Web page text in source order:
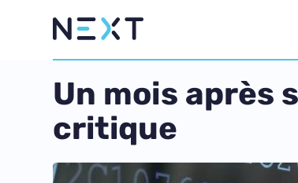
Un mois après
critique